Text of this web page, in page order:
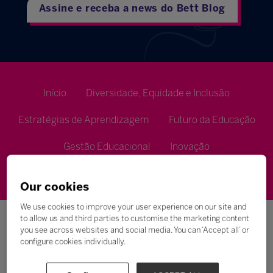
Assine e receba a news do Bett Blog
Início Diversidade, Equidade e Inclusão
Estratégias de Aprendizagem Futuro da Educação
Gestão Educacional Inovação
Our cookies
We use cookies to improve your user experience on our site and
to allow us and third parties to customise the marketing content
you see across websites and social media. You can ‘Accept all’ or
configure cookies individually.